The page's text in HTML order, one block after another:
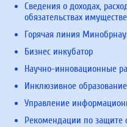
Сведения о доходах,
обязательствах
Горячая линия
Бизнес инкубатор
Научно-инновационные
Инклюзивное образование
Управление
Рекомендации по защите